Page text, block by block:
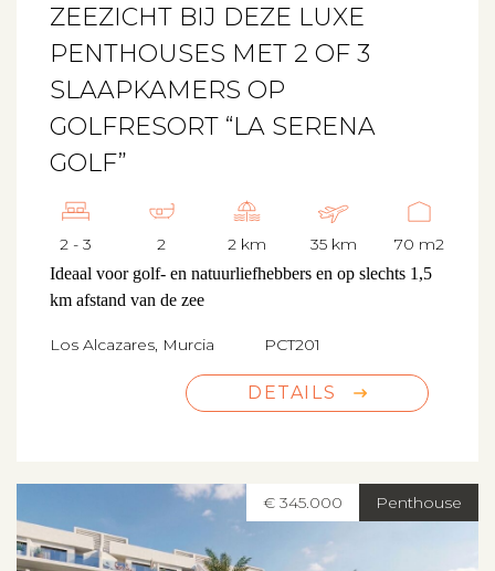
ZEEZICHT BIJ DEZE LUXE
PENTHOUSES MET 2 OF 3
SLAAPKAMERS OP
GOLFRESORT “LA SERENA
GOLF”
2 - 3 2 2 km 35 km 70 m2
Ideaal voor golf- en natuurliefhebbers en op slechts 1,5
km afstand van de zee
Los Alcazares, Murcia PCT201
DETAILS
Penthouse
€ 345.000